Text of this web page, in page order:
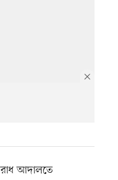
আদালতে